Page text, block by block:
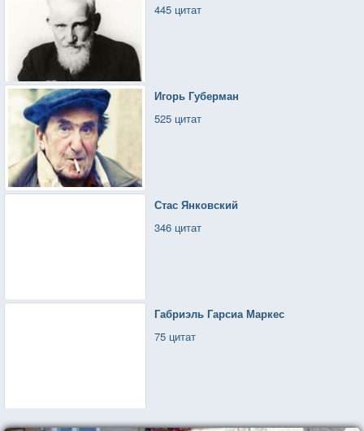
445 цитат
Игорь Губерман
525 цитат
Стас Янковский
346 цитат
Габриэль Гарсиа Маркес
75 цитат